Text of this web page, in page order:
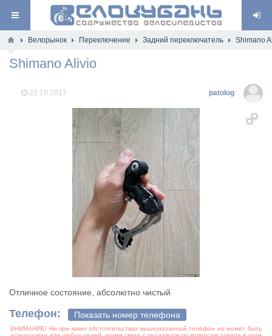
Велорынок Переключение Задний переключатель Shimano
Shimano Alivio
22.10.2017 patolog
Отличное состояние, абсолютно чистый
Телефон: Показать номер телефона